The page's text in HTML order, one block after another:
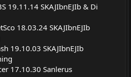
19.11.14 SKAJIbnEJIb & Di
18.03.24 SKAJIbnEJIb
19.10.03 SKAJIbnEJIb
17.10.30 Sanlerus